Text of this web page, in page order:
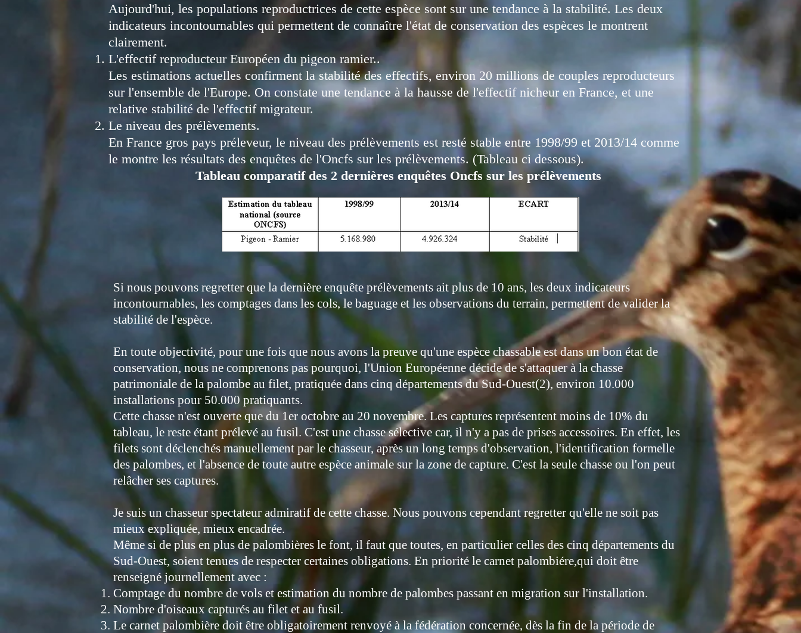
Aujourd'hui, les populations reproductrices de cette espèce sont sur une tendance à la stabilité. Les deux
indicateurs incontournables qui permettent de connaître l'état de conservation des espèces le montrent
clairement.
L'effectif reproducteur Européen du pigeon ramier..
Les estimations actuelles confirment la stabilité des effectifs, environ 20 millions de couples reproducteurs
sur l'ensemble de l'Europe. On constate une tendance à la hausse de l'effectif nicheur en France, et une
relative stabilité de l'effectif migrateur.
Le niveau des prélèvements.
En France gros pays préleveur, le niveau des prélèvements est resté stable entre 1998/99 et 2013/14 comme
le montre les résultats des enquêtes de l'Oncfs sur les prélèvements. (Tableau ci dessous).
Tableau comparatif des 2 dernières enquêtes Oncfs sur les prélèvements
Si nous pouvons regretter que la dernière enquête prélèvements ait plus de 10 ans, les deux indicateurs
incontournables, les comptages dans les cols, le baguage et les observations du terrain, permettent de valider la
stabilité de l'espèce.
En toute objectivité, pour une fois que nous avons la preuve qu'une espèce chassable est dans un bon état de
conservation, nous ne comprenons pas pourquoi, l'Union Européenne décide de s'attaquer à la chasse
patrimoniale de la palombe au filet, pratiquée dans cinq départements du Sud-Ouest(2), environ 10.000
installations pour 50.000 pratiquants.
Cette chasse n'est ouverte que du 1er octobre au 20 novembre. Les captures représentent moins de 10% du
tableau, le reste étant prélevé au fusil. C'est une chasse sélective car, il n'y a pas de prises accessoires. En effet, les
filets sont déclenchés manuellement par le chasseur, après un long temps d'observation, l'identification formelle
des palombes, et l'absence de toute autre espèce animale sur la zone de capture. C'est la seule chasse ou l'on peut
relâcher ses captures.
Je suis un chasseur spectateur admiratif de cette chasse. Nous pouvons cependant regretter qu'elle ne soit pas
mieux expliquée, mieux encadrée.
Même si de plus en plus de palombières le font, il faut que toutes, en particulier celles des cinq départements du
Sud-Ouest, soient tenues de respecter certaines obligations. En priorité le carnet palombiére,qui doit être
renseigné journellement avec :
Comptage du nombre de vols et estimation du nombre de palombes passant en migration sur l'installation.
Nombre d'oiseaux capturés au filet et au fusil.
Le carnet palombière doit être obligatoirement renvoyé à la fédération concernée, dès la fin de la période de